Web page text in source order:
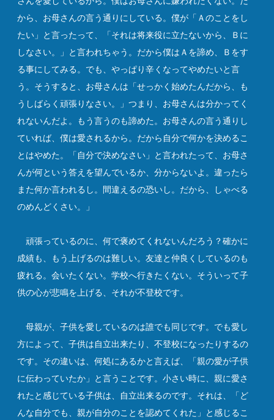
から、お母さんの言う通りにしている。僕が「Ａのことをし
たい」と言ったって、「それは将来役に立たないから、Ｂに
しなさい。」と言われちゃう。だから僕はＡを諦め、Ｂをす
る事にしてみる。でも、やっぱり辛くなってやめたいと言
う。そうすると、お母さんは「せっかく始めたんだから、も
うしばらく頑張りなさい。」つまり、お母さんは分かってく
れないんだよ。もう言うのも諦めた。お母さんの言う通りし
ていれば、僕は愛されるから。だから自分で何かを決めるこ
とはやめた。「自分で決めなさい」と言われたって、お母さ
んが何という答えを望んでいるか、分からないよ。違ったら
また何か言われるし。間違えるの恐いし。だから、しゃべる
のめんどくさい。」
頑張っているのに、何で褒めてくれないんだろう？確かに
成績も、もう上げるのは難しい。友達と仲良くしているのも
疲れる。会いたくない。学校へ行きたくない。そういって子
供の心が悲鳴を上げる、それが不登校です。
母親が、子供を愛しているのは誰でも同じです。でも愛し
方によって、子供は自立出来たり、不登校になったりするの
です。その違いは、何処にあるかと言えば、「親の愛が子供
に伝わっていたか」と言うことです。小さい時に、親に愛さ
れたと感じている子供は、自立出来るのです。それは、「ど
んな自分でも、親が自分のことを認めてくれた」と感じるこ